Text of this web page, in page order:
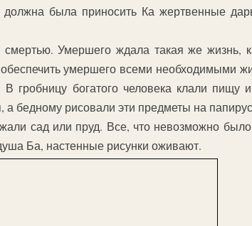
была приносить Ка жертвенные
смертью. Умершего ждала такая же жизнь,
умершего всеми необходимыми
гробницу богатого человека клали пищу
бедному рисовали эти предметы на
сад или пруд. Все, что невозможно
Ба, настенные рисунки оживают.